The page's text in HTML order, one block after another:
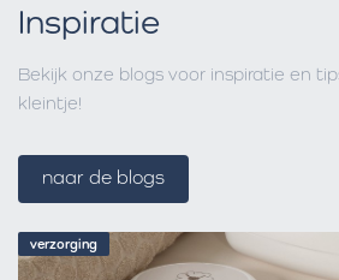
verzorging
Inspiratie
Bekijk onze blogs voor inspiratie en
kleintje!
naar de blogs